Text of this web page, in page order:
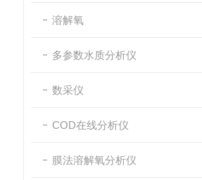
溶解氧
多参数水质分析仪
数采仪
COD在线分析仪
膜法溶解氧分析仪